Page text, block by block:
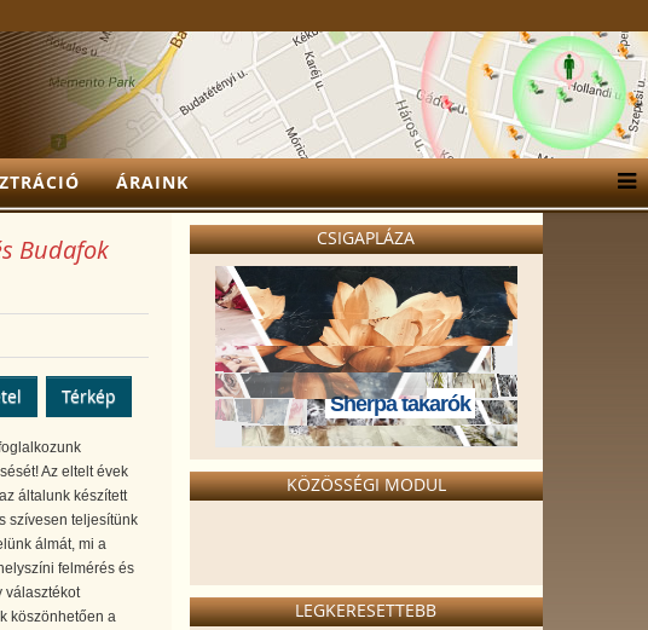
ÁRAINK
Budafok
Térkép
Az eltelt évek
általunk készített
szívesen teljesítünk
álmát, mi a
felmérés és
választékot
köszönhetően a
CSIGAPLÁZA
Sherpa takarók
KÖZÖSSÉGI MODUL
LEGKERESETTEBB